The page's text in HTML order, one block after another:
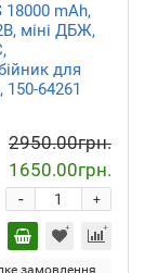
18000 mAh,
міні ДБЖ,
для
150-64261
2950.00грн.
1650.00грн.
+
-
замовлення